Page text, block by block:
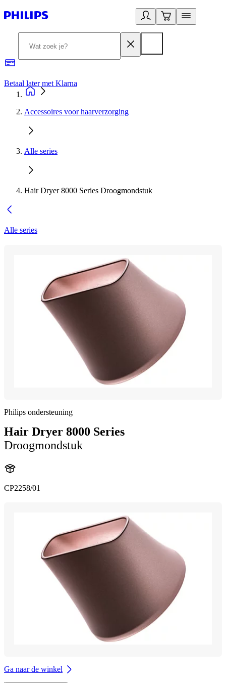
Betaal later met Klarna
Accessoires voor haarverzorging
Alle series
Hair Dryer 8000 Series Droogmondstuk
Alle series
Philips ondersteuning
Hair Dryer 8000 Series
Droogmondstuk
CP2258/01
Ga naar de winkel